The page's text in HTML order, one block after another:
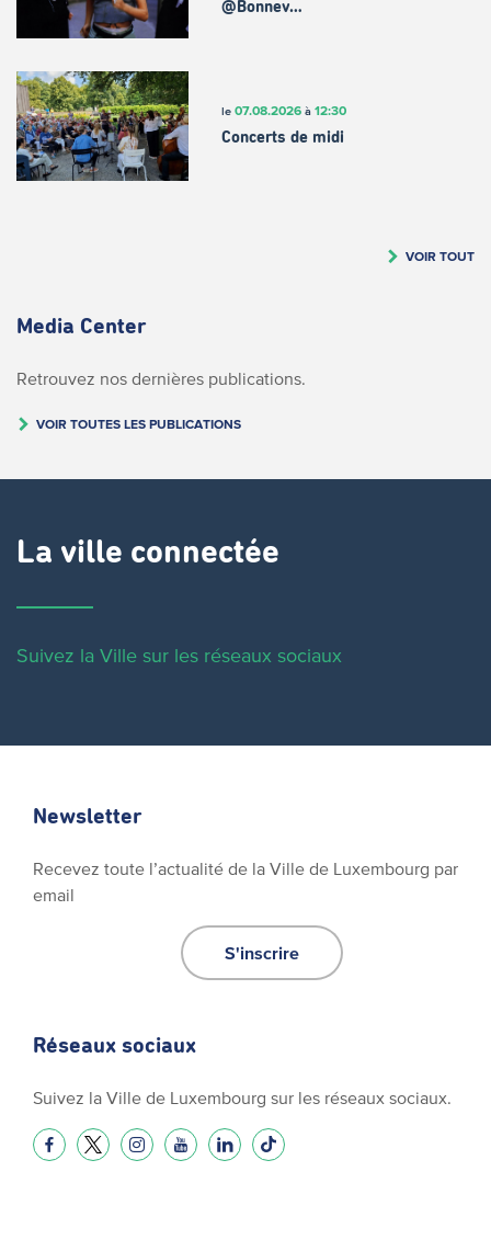
@Bonnev…
le 07.08.2026à 12:30
Concerts de midi
VOIR TOUT
Media Center
Retrouvez nos dernières publications.
VOIR TOUTES LES PUBLICATIONS
La ville connectée
Suivez la Ville sur les réseaux sociaux
Newsletter
Recevez toute l’actualité de la Ville de Luxembourg par
email
S'inscrire
Réseaux sociaux
Suivez la Ville de Luxembourg sur les réseaux sociaux.